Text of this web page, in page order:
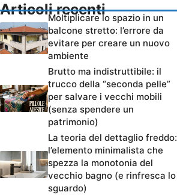
Articoli recenti
Moltiplicare lo spazio in un
balcone stretto: l’errore da
evitare per creare un nuovo
ambiente
Brutto ma indistruttibile: il
trucco della “seconda pelle”
per salvare i vecchi mobili
(senza spendere un
patrimonio)
La teoria del dettaglio freddo:
l’elemento minimalista che
spezza la monotonia del
vecchio bagno (e rinfresca lo
sguardo)